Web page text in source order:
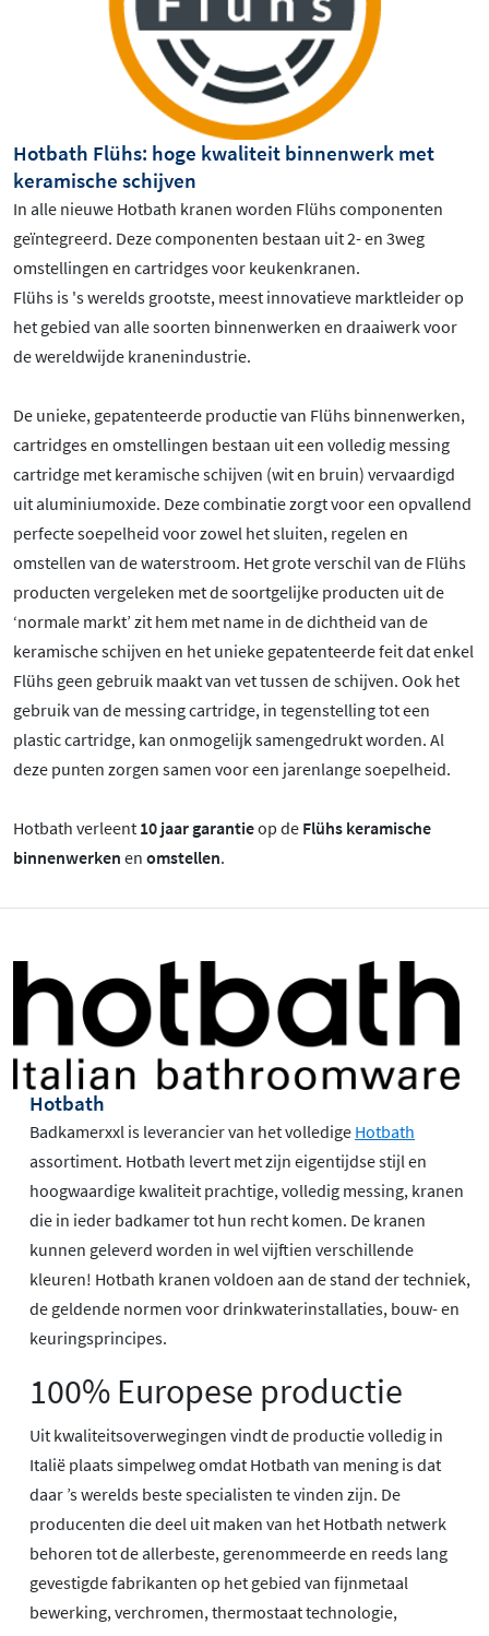
Hotbath Flühs: hoge kwaliteit binnenwerk met
keramische schijven
In alle nieuwe Hotbath kranen worden Flühs componenten
geïntegreerd. Deze componenten bestaan uit 2- en 3weg
omstellingen en cartridges voor keukenkranen.
Flühs is 's werelds grootste, meest innovatieve marktleider op
het gebied van alle soorten binnenwerken en draaiwerk voor
de wereldwijde kranenindustrie.
De unieke, gepatenteerde productie van Flühs binnenwerken,
cartridges en omstellingen bestaan uit een volledig messing
cartridge met keramische schijven (wit en bruin) vervaardigd
uit aluminiumoxide. Deze combinatie zorgt voor een opvallend
perfecte soepelheid voor zowel het sluiten, regelen en
omstellen van de waterstroom. Het grote verschil van de Flühs
producten vergeleken met de soortgelijke producten uit de
‘normale markt’ zit hem met name in de dichtheid van de
keramische schijven en het unieke gepatenteerde feit dat enkel
Flühs geen gebruik maakt van vet tussen de schijven. Ook het
gebruik van de messing cartridge, in tegenstelling tot een
plastic cartridge, kan onmogelijk samengedrukt worden. Al
deze punten zorgen samen voor een jarenlange soepelheid.
Hotbath verleent 10 jaar garantieop de Flühs keramische
binnenwerken en omstellen.
Hotbath
Badkamerxxl is leverancier van het volledige Hotbath
assortiment. Hotbath levert met zijn eigentijdse stijl en
hoogwaardige kwaliteit prachtige, volledig messing, kranen
die in ieder badkamer tot hun recht komen. De kranen
kunnen geleverd worden in wel vijftien verschillende
kleuren! Hotbath kranen voldoen aan de stand der techniek,
de geldende normen voor drinkwaterinstallaties, bouw- en
keuringsprincipes.
100% Europese productie
Uit kwaliteitsoverwegingen vindt de productie volledig in
Italië plaats simpelweg omdat Hotbath van mening is dat
daar ’s werelds beste specialisten te vinden zijn. De
producenten die deel uit maken van het Hotbath netwerk
behoren tot de allerbeste, gerenommeerde en reeds lang
gevestigde fabrikanten op het gebied van fijnmetaal
bewerking, verchromen, thermostaat technologie,